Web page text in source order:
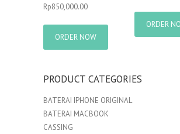
Rp850,000.00
ORDER NOW
ORDER
PRODUCT CATEGORIES
BATERAI IPHONE ORIGINAL
BATERAI MACBOOK
CASSING